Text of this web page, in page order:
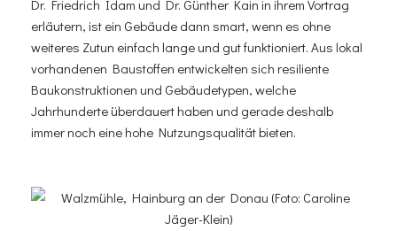
Dr. Friedrich Idam und Dr. Günther Kain in ihrem Vortrag
erläutern, ist ein Gebäude dann smart, wenn es ohne
weiteres Zutun einfach lange und gut funktioniert. Aus lokal
vorhandenen Baustoffen entwickelten sich resiliente
Baukonstruktionen und Gebäudetypen, welche
Jahrhunderte überdauert haben und gerade deshalb
immer noch eine hohe Nutzungsqualität bieten.